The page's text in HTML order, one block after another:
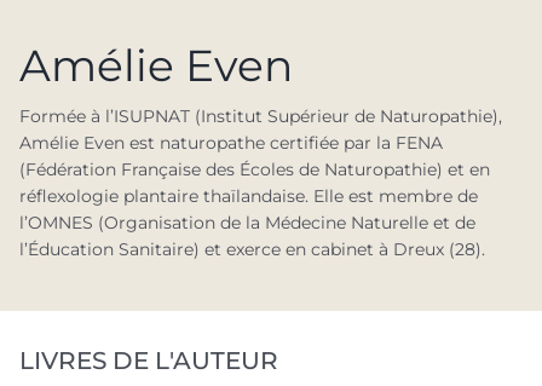
Amélie Even
Formée à l’ISUPNAT (Institut Supérieur de Naturopathie),
Amélie Even est naturopathe certifiée par la FENA
(Fédération Française des Écoles de Naturopathie) et en
réflexologie plantaire thaïlandaise. Elle est membre de
l’OMNES (Organisation de la Médecine Naturelle et de
l’Éducation Sanitaire) et exerce en cabinet à Dreux (28).
LIVRES DE L'AUTEUR